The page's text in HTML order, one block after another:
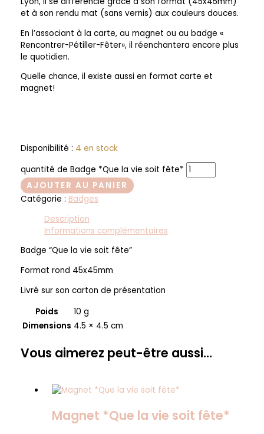
et à son rendu mat (sans vernis) aux couleurs douces.
En l’associant à la carte, au magnet ou au badge «
Rencontrer-Pétiller-Fêter», il réenchantera encore plus
le quotidien.
Quelle chance, il existe aussi en format carte et
magnet!
Disponibilité : 4 en stock
quantité de Badge *Que la vie soit fête*
AJOUTER AU PANIER
Catégorie : Badges
Description
Informations complémentaires
Badge “Que la vie soit fête”
Format rond 45x45mm
Livré sur son carton de présentation
Poids
10 g
Dimensions 4.5 × 4.5 cm
Vous aimerez peut-être aussi…
Magnet *Que la vie soit fête*